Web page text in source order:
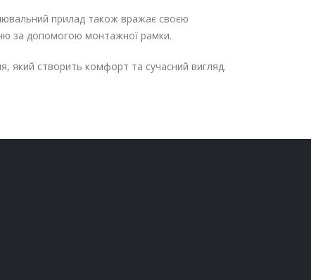
прилад також вражає своєю
за допомогою монтажної рамки.
який створить комфорт та сучасний вигляд.